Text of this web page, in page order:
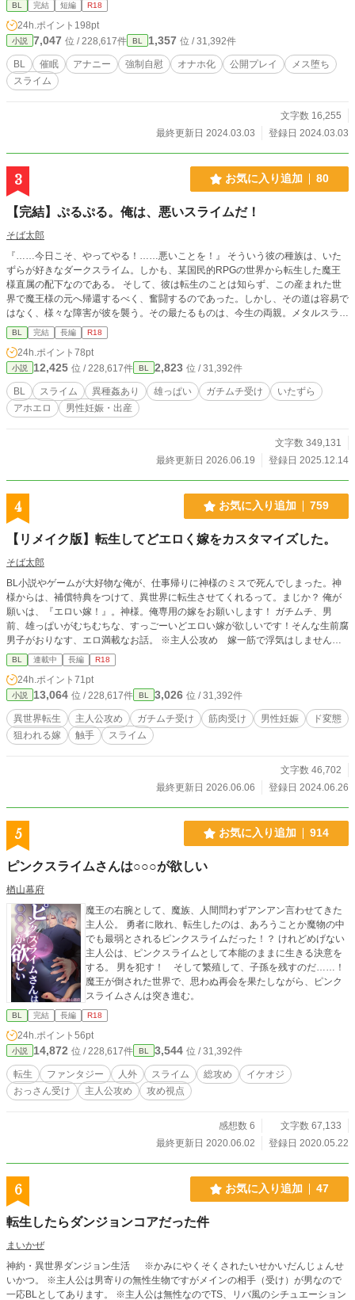
BL 完結 短編 R18
24h.ポイント 198pt
小説 7,047 位 / 228,617件 BL 1,357 位 / 31,392件
BL 催眠 アナニー 強制自慰 オナホ化 公開プレイ
メス堕ち
スライム
文字数 16,255
最終更新日 2024.03.03
登録日 2024.03.03
3 お気に入り追加 80
【完結】ぷるぷる。俺は、悪いスライムだ！
そば太郎
『……今日こそ、やってやる！……悪いことを！』 そういう彼の種族は、いた
ずらが好きなダークスライム。しかも、某国民的RPGの世界から転生した魔王
様直属の配下なのである。 そして、彼は転生のことは知らず、この産まれた世
界で魔王様の元へ帰還するべく、奮闘するのであった。しかし、その道は容易で
はなく、様々な障害が彼を襲う。その最たるものは、今生の両親。メタルスライ
ムである父と冒険者の母(男)。 『絶対に、悪いことをやってやる！』 母「ご飯
(ミルク)の時間だぞ〜」 『っ？！……ちゅうちゅうちゅう(ミルクうまっ！)』 産
まれたばかりの彼は、母乳にハマった。 これは、両親を勇者一行と勘違いした
ダークスライムが、彼らを倒すべく頑張るお話である(早々に懐柔される)。そし
て、最終的には自分もハッピーエンドになるおはなし。60話で本編完結、その
後番外編を書く予定。 アルファポリスのAI校正を使って誤字チェックしてま
す。が、前半のものは出来てないので誤字あり。
BL 完結 長編 R18
24h.ポイント 78pt
小説 12,425 位 / 228,617件 BL 2,823 位 / 31,392件
BL スライム 異種姦あり 雄っぱい ガチムチ受け
いたずら
アホエロ
男性妊娠・出産
文字数 349,131
最終更新日 2026.06.19
登録日 2025.12.14
4 お気に入り追加 759
【リメイク版】転生してどエロく嫁をカスタマイズした。
そば太郎
BL小説やゲームが大好物な俺が、仕事帰りに神様のミスで死んでしまった。神
様からは、補償特典をつけて、異世界に転生させてくれるって。まじか？ 俺が
願いは、『エロい嫁！』。神様。俺専用の嫁をお願いします！ ガチムチ、男
前、雄っぱいがむちむちな、すっごーいどエロい嫁が欲しいです！そんな生前腐
男子がおりなす、エロ満載なお話。 ※主人公攻め 嫁一筋で浮気はしません。
※ムーンさんのほうでも投稿済（別名）。こっちは、リメイク前のもの。 ★お
知らせ★ 以前、完結していた作品をリメイクしました。理由、初投稿作品で誤
字や言い回しなど大量にあったため。読みにくくて大変申し訳ありませんでし
た。それなのに、お気に入り登録があんなにも……！ 感謝しかありません。
元々文章能力がないため、どこまでマシになったか分かりませぬが、肉付けした
り、新たにエッチを書き加えたりしているので、読み直して貰えたら嬉しいで
す。
BL 連載中 長編 R18
24h.ポイント 71pt
小説 13,064 位 / 228,617件 BL 3,026 位 / 31,392件
異世界転生 主人公攻め ガチムチ受け 筋肉受け 男性妊娠
ド変態
狙われる嫁
触手 スライム
文字数 46,702
最終更新日 2026.06.06
登録日 2024.06.26
5 お気に入り追加 914
ピンクスライムさんは○○○が欲しい
楢山幕府
魔王の右腕として、魔族、人間問わずアンアン言わせてきた
主人公。 勇者に敗れ、転生したのは、あろうことか魔物の中
でも最弱とされるピンクスライムだった！？ けれどめげない
主人公は、ピンクスライムとして本能のままに生きる決意を
する。 男を犯す！ そして繁殖して、子孫を残すのだ……！
魔王が倒された世界で、思わぬ再会を果たしながら、ピンク
スライムさんは突き進む。
BL 完結 長編 R18
24h.ポイント 56pt
小説 14,872 位 / 228,617件 BL 3,544 位 / 31,392件
転生 ファンタジー 人外 スライム 総攻め
イケオジ
おっさん受け
主人公攻め 攻め視点
感想数 6
文字数 67,133
最終更新日 2020.06.02
登録日 2020.05.22
6 お気に入り追加 47
転生したらダンジョンコアだった件
まいかぜ
神約・異世界ダンジョン生活 ※かみにやくそくされたいせかいだんじょんせ
いかつ。 ※主人公は男寄りの無性生物ですがメインの相手（受け）が男なので
一応BLとしてあります。 ※主人公は無性なのでTS、リバ風のシチュエーション